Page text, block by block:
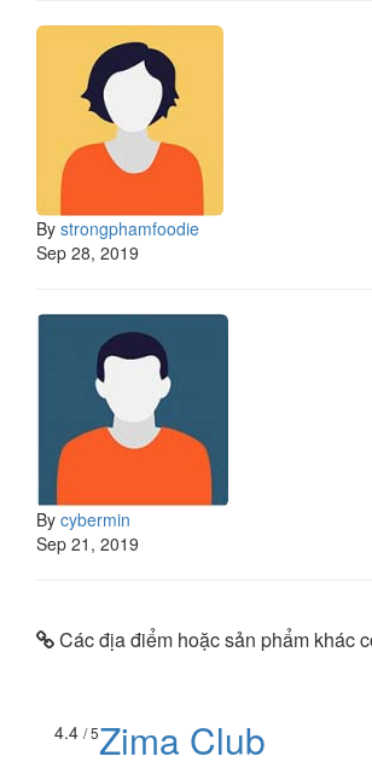
By strongphamfoodie
Sep 28, 2019
By cybermin
Sep 21, 2019
Các địa điểm hoặc sản phẩm khác
4.4 / 5Zima Club